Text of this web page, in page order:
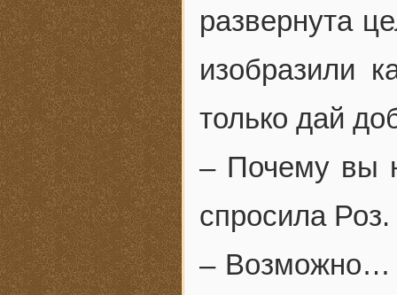
развернута
изобразили
только дай
– Почему вы
спросила Роз.
– Возможно…